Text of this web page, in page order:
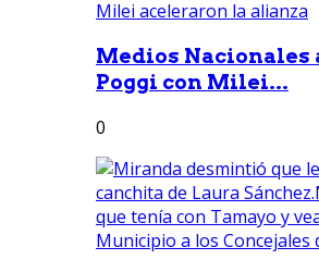
Medios Nacionales
Poggi con Milei...
0